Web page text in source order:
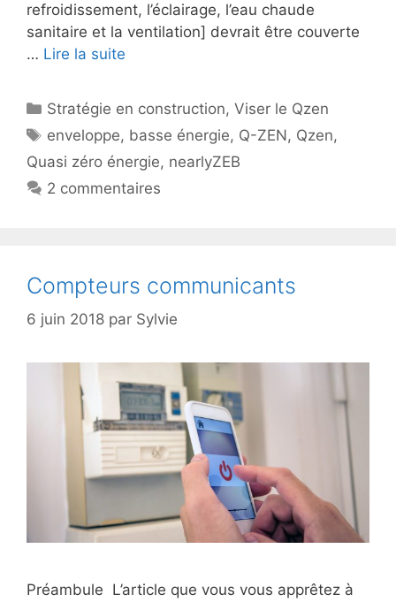
refroidissement, l’éclairage, l’eau chaude
sanitaire et la ventilation] devrait être couverte
… Lire la suite
Catégories
Stratégie en construction,Viser le Qzen
Étiquettes
enveloppe, basse énergie, Q-ZEN, Qzen,
Quasi zéro énergie, nearlyZEB
2 commentaires
Compteurs communicants
6 juin 2018 par Sylvie
Préambule L’article que vous vous apprêtez à